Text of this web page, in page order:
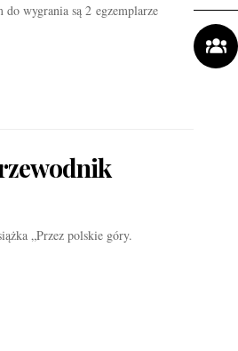
wygrania są 2 egzemplarze
„Przez polskie góry.